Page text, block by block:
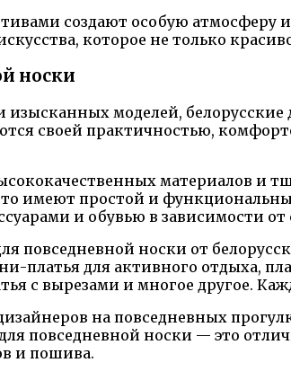
создают особую атмосферу
которое не только
носки
моделей, белорусские
своей практичностью,
материалов и
имеют простой и
и обувью в зависимости
повседневной носки от
для активного отдыха,
с вырезами и многое другое.
на повседневных
повседневной носки — это
и пошива.